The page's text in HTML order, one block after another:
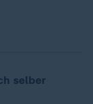
selber